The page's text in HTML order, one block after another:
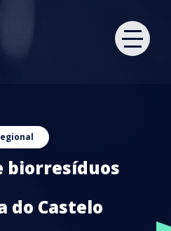
biorresíduos
do Castelo